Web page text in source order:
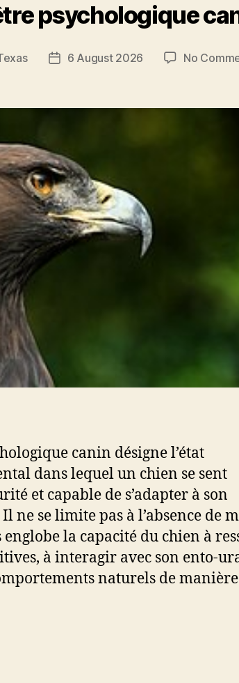
psychologique
Post6 August 2026 No
canin désigne l’état
dans lequel un chien se sent
et capable de s’adapter à son
ne se limite pas à l’absence de
englobe la capacité du chien à
à interagir avec son ento-
naturels de manière